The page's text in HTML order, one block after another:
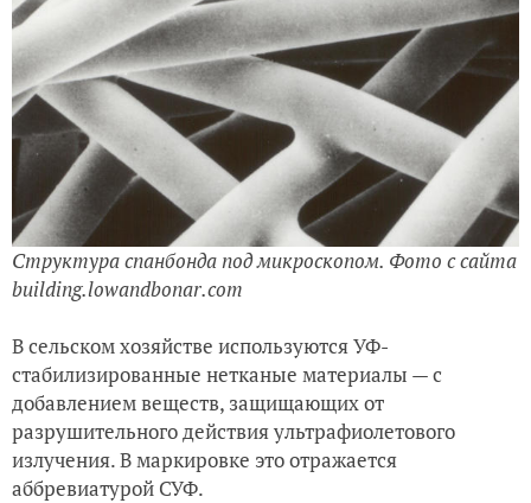
Структура спанбонда под микроскопом. Фото с сайта
building.lowandbonar.com
В сельском хозяйстве используются УФ-
стабилизированные нетканые материалы — с
добавлением веществ, защищающих от
разрушительного действия ультрафиолетового
излучения. В маркировке это отражается
аббревиатурой СУФ.